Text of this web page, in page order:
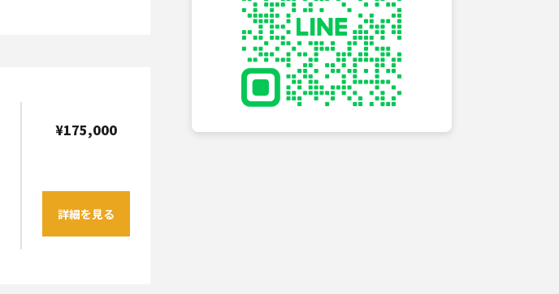
¥175,000
詳細を見る